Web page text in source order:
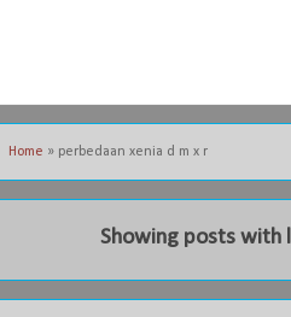
Home » perbedaan xenia d m x r
Showing posts with